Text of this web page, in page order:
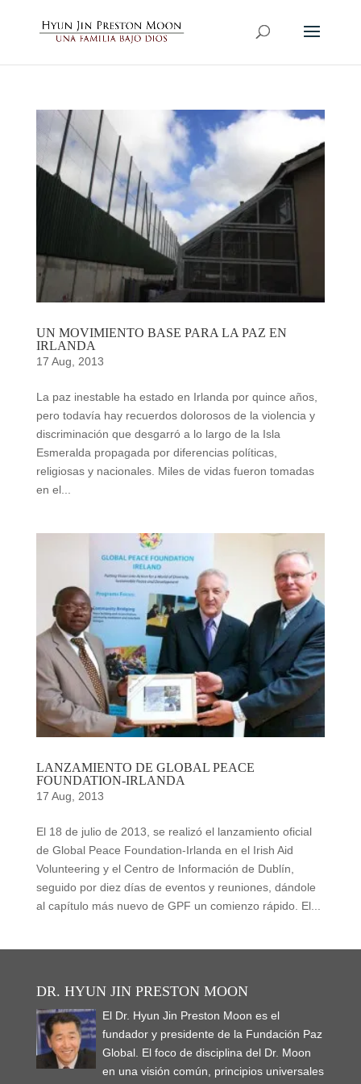
UN MOVIMIENTO BASE PARA LA PAZ EN
IRLANDA
17 Aug, 2013
La paz inestable ha estado en Irlanda por quince años,
pero todavía hay recuerdos dolorosos de la violencia y
discriminación que desgarró a lo largo de la Isla
Esmeralda propagada por diferencias políticas,
religiosas y nacionales. Miles de vidas fueron tomadas
en el...
LANZAMIENTO DE GLOBAL PEACE
FOUNDATION-IRLANDA
17 Aug, 2013
El 18 de julio de 2013, se realizó el lanzamiento oficial
de Global Peace Foundation-Irlanda en el Irish Aid
Volunteering y el Centro de Información de Dublín,
seguido por diez días de eventos y reuniones, dándole
al capítulo más nuevo de GPF un comienzo rápido. El...
DR. HYUN JIN PRESTON MOON
El Dr. Hyun Jin Preston Moon es el
fundador y presidente de la Fundación Paz
Global. El foco de disciplina del Dr. Moon
en una visión común, principios universales